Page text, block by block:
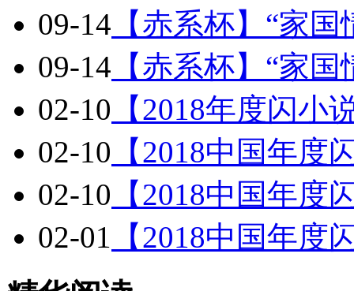
09-14 【赤系杯】“家
09-14 【赤系杯】“家
02-10 【2018年度闪小
02-10 【2018中国年度
02-10 【2018中国年度
02-01 【2018中国年度